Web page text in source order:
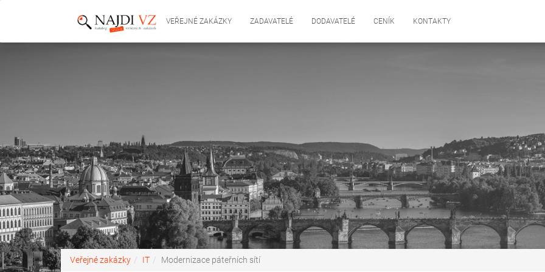
VEŘEJNÉ ZAKÁZKY ZADAVATELÉ DODAVATELÉ CENÍK KONTAKTY
Veřejné zakázky IT Modernizace páteřních sítí